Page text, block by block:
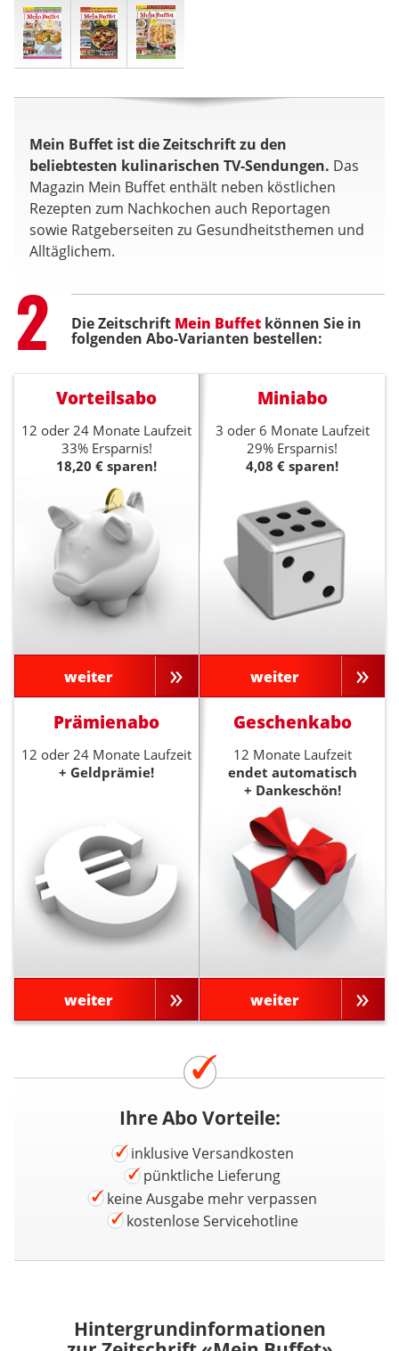
Mein Buffet ist die Zeitschrift zu den
beliebtesten kulinarischen TV-Sendungen. Das
Magazin Mein Buffet enthält neben köstlichen
Rezepten zum Nachkochen auch Reportagen
sowie Ratgeberseiten zu Gesundheitsthemen und
Alltäglichem.
Step
2 Die Zeitschrift Mein Buffet können Sie in
folgenden Abo-Varianten bestellen:
Vorteilsabo
12 oder 24 Monate Laufzeit
33% Ersparnis!
18,20 € sparen!
weiter
Miniabo
3 oder 6 Monate Laufzeit
29% Ersparnis!
4,08 € sparen!
weiter
Prämienabo
12 oder 24 Monate Laufzeit
+ Geldprämie!
weiter
Geschenkabo
12 Monate Laufzeit
endet automatisch
+ Dankeschön!
weiter
Ihre Abo Vorteile:
inklusive Versandkosten
pünktliche Lieferung
keine Ausgabe mehr verpassen
kostenlose Servicehotline
Hintergrundinformationen